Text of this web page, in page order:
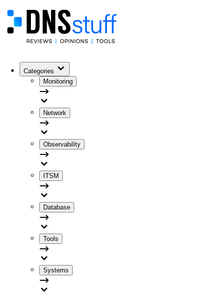
Categories
Monitoring
Network
Observability
ITSM
Database
Tools
Systems